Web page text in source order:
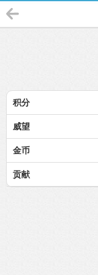
积分
威望
金币
贡献